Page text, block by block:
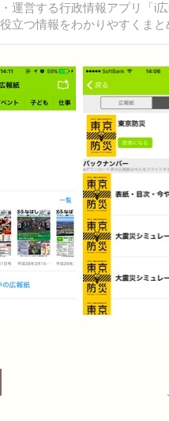
運営する行政情報アプリ「i
立つ情報をわかりやすくま